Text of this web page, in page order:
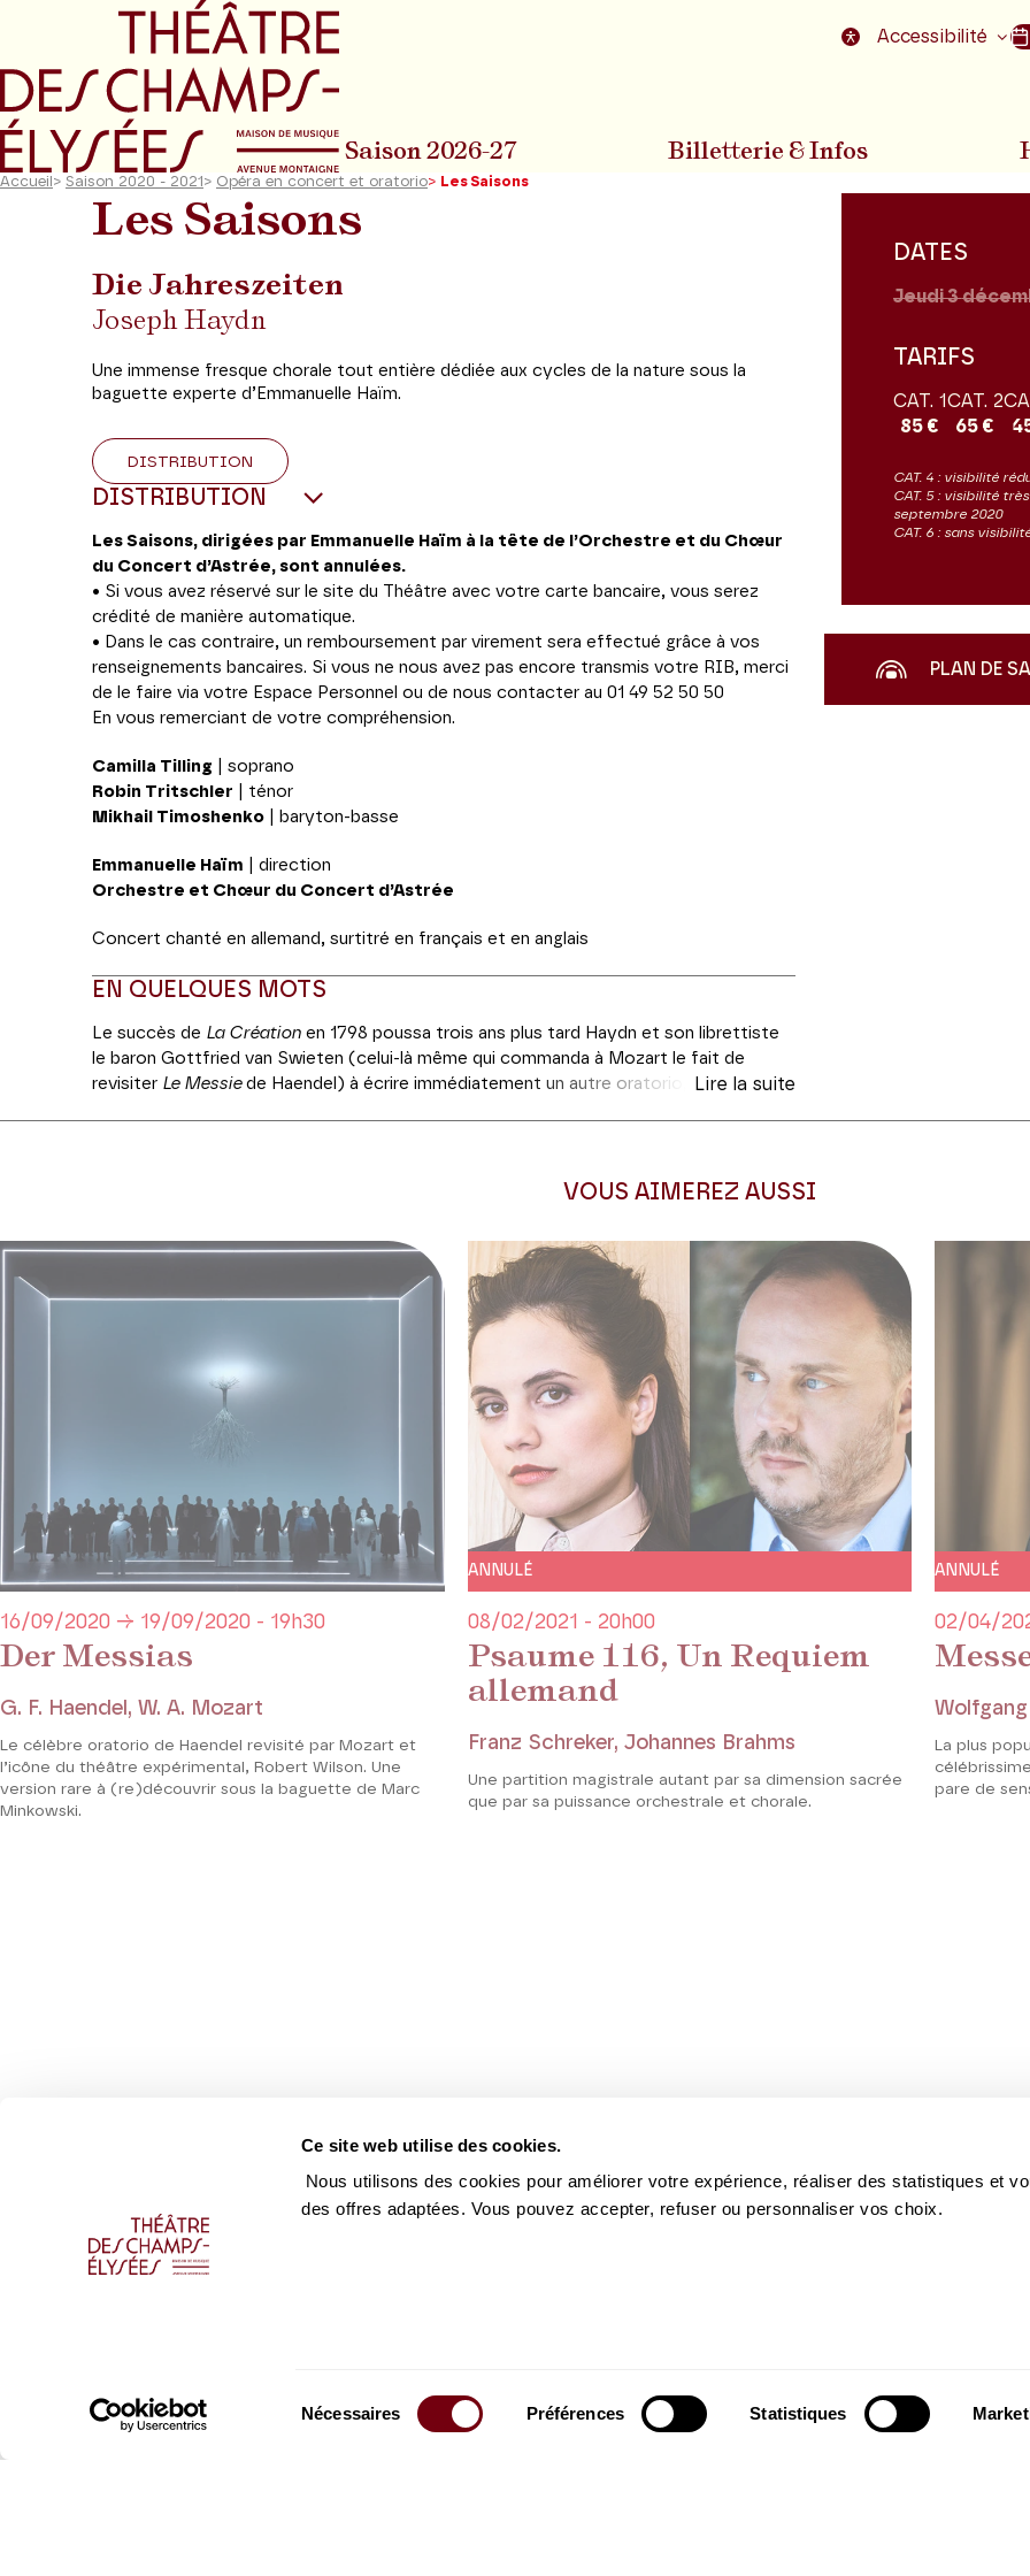
Ce site web utilise des cookies.
Nous utilisons des cookies pour améliorer votre expérience, réaliser des statistiques et
des offres adaptées. Vous pouvez accepter, refuser ou personnaliser vos choix.
Nécessaires Préférences Statistiques
Aller au menu principal Aller au pied de la page Accessibilité
Saison 2026-27 Billetterie & Infos
Accueil > Saison 2020 - 2021 > Opéra en concert et oratorio> Les Saisons
Les Saisons
Die Jahreszeiten
Joseph Haydn
Une immense fresque chorale tout entière dédiée aux cycles de la nature sous la
baguette experte d’Emmanuelle Haïm.
DISTRIBUTION
DISTRIBUTION
Les Saisons, dirigées par Emmanuelle Haïm à la tête de l’Orchestre et du Chœur
du Concert d’Astrée, sont annulées.
• Si vous avez réservé sur le site du Théâtre avec votre carte bancaire, vous serez
crédité de manière automatique.
• Dans le cas contraire, un remboursement par virement sera effectué grâce à vos
renseignements bancaires. Si vous ne nous avez pas encore transmis votre RIB, merci
de le faire via votre Espace Personnel ou de nous contacter au 01 49 52 50 50
En vous remerciant de votre compréhension.
Camilla Tilling | soprano
Robin Tritschler | ténor
Mikhail Timoshenko | baryton-basse
Emmanuelle Haïm | direction
Orchestre et Chœur du Concert d’Astrée
Concert chanté en allemand, surtitré en français et en anglais
EN QUELQUES MOTS
Le succès de La Création en 1798 poussa trois ans plus tard Haydn et son librettiste
le baron Gottfried van Swieten (celui-là même qui commanda à Mozart le fait de
revisiter Le Messiede Haendel) à écrire immédiatement un autre oratorio, qui fut écrit
Haydn l’occasion de recourir à de nombreuses figures imitatives : on y entend sautiller
PRODUCTION Théâtre des Champs-Elysées
Lire la suite
DATES
Jeudi 3
TARIFS
CAT. 1
85 €
CAT. 2
65 €
CAT. 4 : visibilité
CAT. 5 : visibilité
septembre 2020
CAT. 6 : sans
PLAN DE
VOUS AIMEREZ AUSSI
Der Messias
16/09/2020 → 19/09/2020 - 19h30
G. F. Haendel, W. A. Mozart
Le célèbre oratorio de Haendel revisité par Mozart et
l’icône du théâtre expérimental, Robert Wilson. Une
version rare à (re)découvrir sous la baguette de Marc
Minkowski.
Psaume 116, Un Requiem
allemand
08/02/2021 - 20h00
ANNULÉ
Franz Schreker, Johannes Brahms
Une partition magistrale autant par sa dimension sacrée
que par sa puissance orchestrale et chorale.
02/04/
ANNULÉ
La plus
pare de